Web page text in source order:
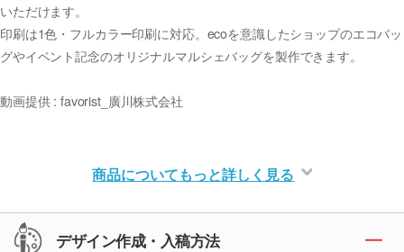
いただけます。
印刷は1色・フルカラー印刷に対応。ecoを意識したショップのエコバッ
グやイベント記念のオリジナルマルシェバッグを製作できます。
動画提供 : favorist_廣川株式会社
商品についてもっと詳しく見る
デザイン作成・入稿方法